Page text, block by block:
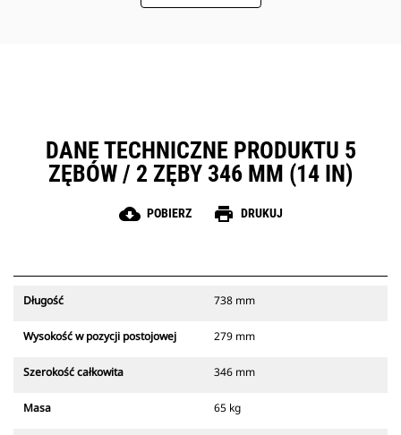
DANE TECHNICZNE PRODUKTU 5
ZĘBÓW / 2 ZĘBY 346 MM (14 IN)
cloud_download POBIERZ print DRUKUJ
Długość 738 mm
Wysokość w pozycji postojowej 279 mm
Szerokość całkowita 346 mm
Masa 65 kg